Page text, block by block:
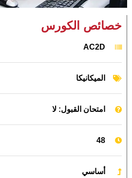
خصائص الكورس
AC2D
الميكانيكا
امتحان القبول: لا
48
أساسي